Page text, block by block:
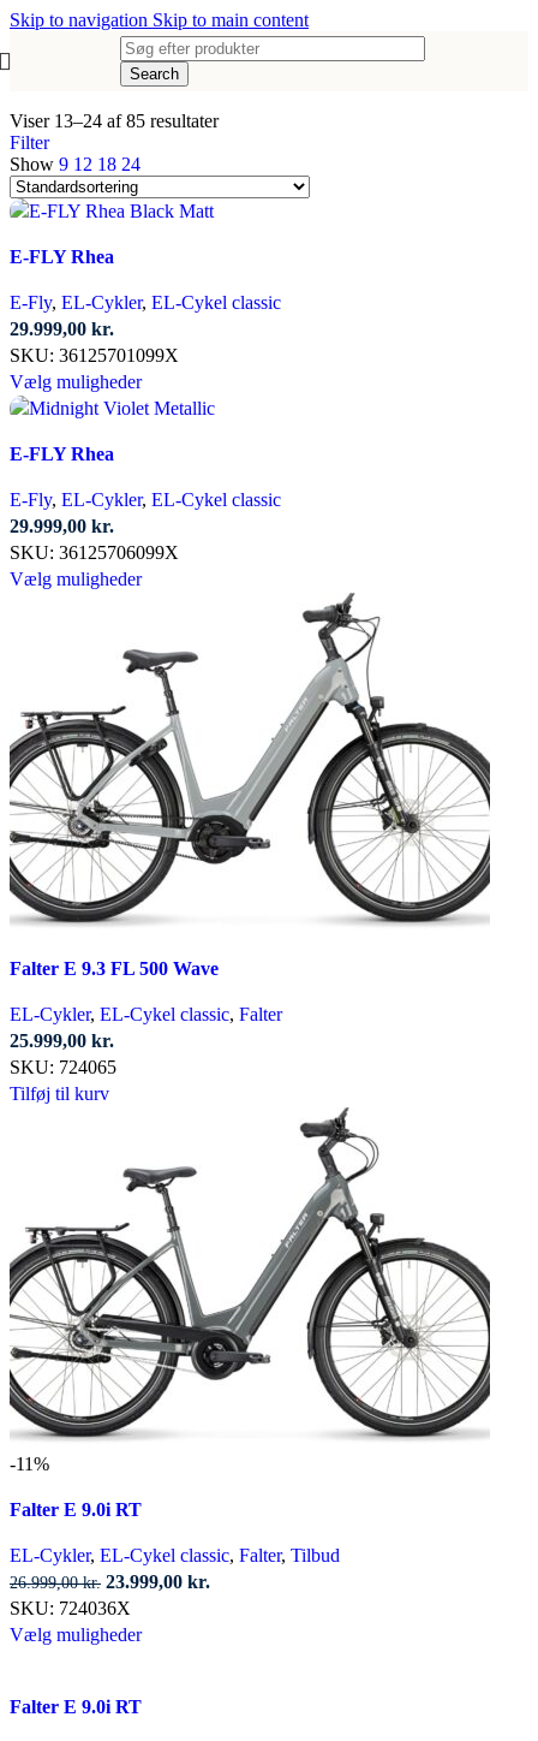
Skip to navigation Skip to main content
Search
Viser 13–24 af 85 resultater
Filter
Show 9 12 18 24
E-FLY Rhea
E-Fly, EL-Cykler, EL-Cykel classic
29.999,00 kr.
SKU: 36125701099X
Vælg mulighederDette
vare
Mulighederne
vælges
E-FLY Rhea
E-Fly, EL-Cykler, EL-Cykel classic
29.999,00 kr.
SKU: 36125706099X
Vælg mulighederDette
flere
varianter.
Mulighederne
kan
vælges
på
varesiden
Falter E 9.3 FL 500 Wave
EL-Cykler, EL-Cykel classic, Falter
25.999,00 kr.
SKU: 724065
Tilføj til kurv
-11%
Falter E 9.0i RT
EL-Cykler, EL-Cykel classic, Falter, Tilbud
26.999,00kr. Den
oprindelige
pris
23.999,00 kr.
SKU: 724036X
Vælg mulighederDette
Falter E 9.0i RT